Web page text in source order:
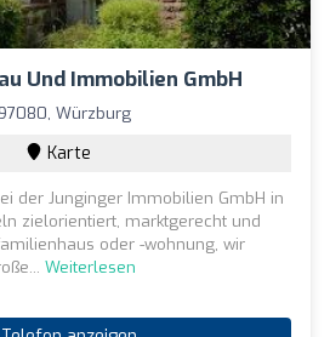
Und Immobilien GmbH
Würzburg
Karte
der Junginger Immobilien GmbH in
zielorientiert, marktgerecht und
oder -wohnung, wir
Weiterlesen